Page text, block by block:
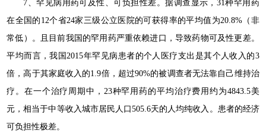
7、罕见病用药可及性、可负担性差。据调查显示，31种罕用药
在全国的12个省24家三级公立医院的可获得率的平均值为20.8%（非
常低）。且目前我国的罕用药严重依赖进口，导致药物可及性更差。
平均而言，我国2015年罕见病患者的个人医疗支出是其个人收入的3
倍，高于其家庭收入的1.9倍，超过90%的被调查者无法靠自己维持治
疗。在一个治疗周期中，23种罕用药的平均治疗费用约为4843.5美
元，相当于中等收入城市居民人口505.6天的人均纯收入。患者的经济
可负担性极差。